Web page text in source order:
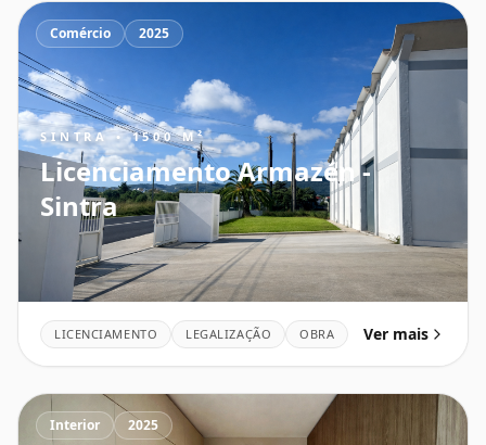
Comércio 2025
SINTRA • 1500 M²
Licenciamento Armazén -
Sintra
LICENCIAMENTO LEGALIZAÇÃO OBRA Ver mais
Interior 2025